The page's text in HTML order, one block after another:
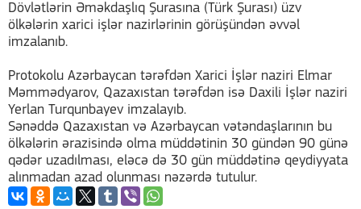
Dövlətlərin Əməkdaşlıq Şurasına (Türk Şurası) üzv
ölkələrin xarici işlər nazirlərinin görüşündən əvvəl
imzalanıb.
Protokolu Azərbaycan tərəfdən Xarici İşlər naziri Elmar
Məmmədyarov, Qazaxıstan tərəfdən isə Daxili İşlər naziri
Yerlan Turqunbayev imzalayıb.
Sənəddə Qazaxıstan və Azərbaycan vətəndaşlarının bu
ölkələrin ərazisində olma müddətinin 30 gündən 90 günə
qədər uzadılması, eləcə də 30 gün müddətinə qeydiyyata
alınmadan azad olunması nəzərdə tutulur.